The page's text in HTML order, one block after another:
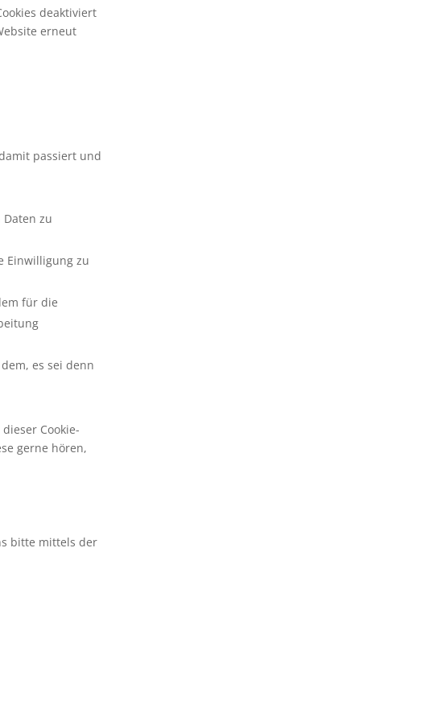
deaktiviert
erneut
passiert und
zu
Einwilligung zu
für die
es sei denn
Cookie-
gerne hören,
bitte mittels der